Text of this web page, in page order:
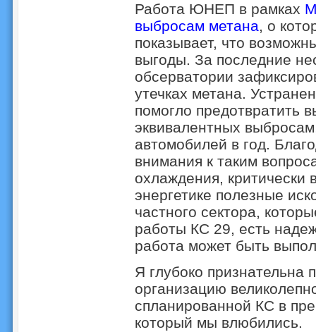
Работа ЮНЕП в рамках
выбросам метана, о
показывает, что
выгоды. За последние
обсерватории
утечках метана.
помогло предотвратить
эквивалентных
автомобилей в год.
внимания к таким
охлаждения, критически
энергетике полезные
частного сектора,
работы КС 29, есть
работа может быть
Я глубоко признательна
организацию
спланированной КС в
который мы влюбились.